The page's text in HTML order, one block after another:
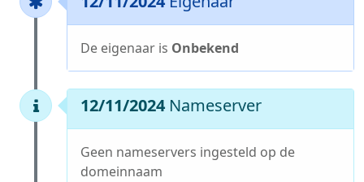
De eigenaar is Onbekend
12/11/2024 Nameserver
Geen nameservers ingesteld op de
domeinnaam